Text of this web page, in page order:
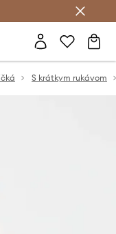
S krátkym rukávom